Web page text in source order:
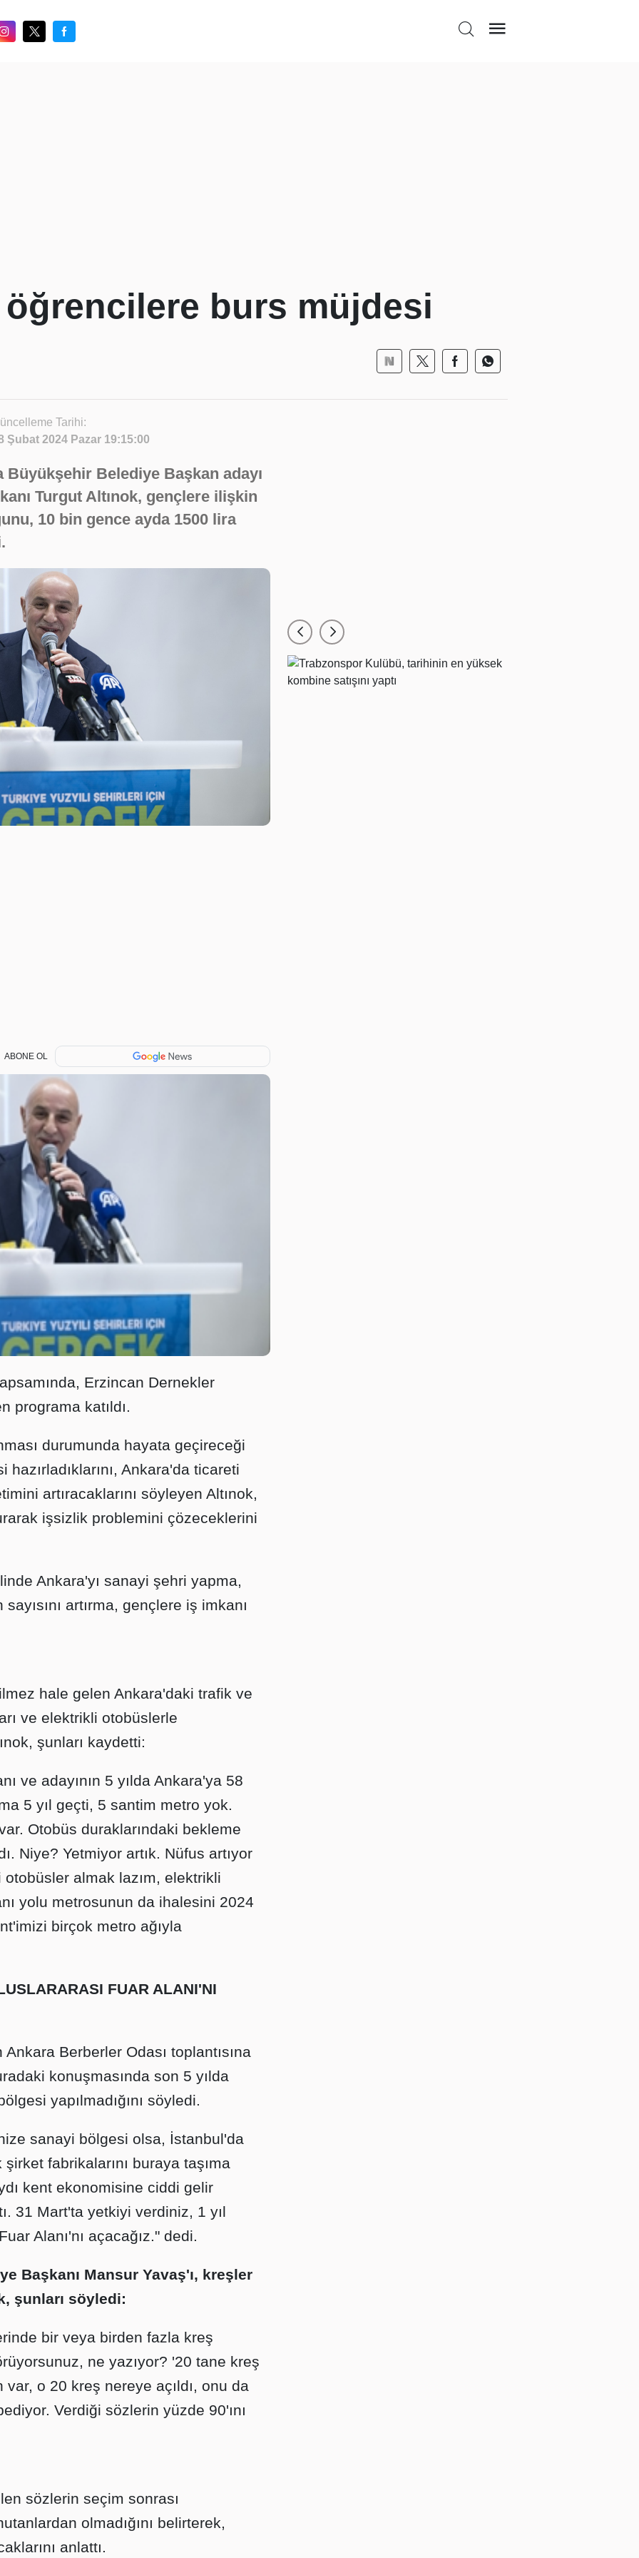
burs müjdesi
Tarihi:
Şubat 2024 Pazar 19:15:00
Büyükşehir Belediye Başkan adayı
Turgut Altınok, gençlere ilişkin
10 bin gence ayda 1500 lira
ABONE OL
Erzincan Dernekler
programa katıldı.
durumunda hayata geçireceği
Ankara'da ticareti
artıracaklarını söyleyen Altınok,
işsizlik problemini çözeceklerini
Ankara'yı sanayi şehri yapma,
artırma, gençlere iş imkanı
hale gelen Ankara'daki trafik ve
ve elektrikli otobüslerle
şunları kaydetti:
ve adayının 5 yılda Ankara'ya 58
5 yıl geçti, 5 santim metro yok.
Otobüs duraklarındaki bekleme
Niye? Yetmiyor artık. Nüfus artıyor
almak lazım, elektrikli
yolu metrosunun da ihalesini 2024
birçok metro ağıyla
FUAR ALANI'NI
Berberler Odası toplantısına
konuşmasında son 5 yılda
yapılmadığını söyledi.
sanayi bölgesi olsa, İstanbul'da
fabrikalarını buraya taşıma
kent ekonomisine ciddi gelir
31 Mart'ta yetkiyi verdiniz, 1 yıl
Alanı'nı açacağız." dedi.
Başkanı Mansur Yavaş'ı, kreşler
şunları söyledi:
bir veya birden fazla kreş
ne yazıyor? '20 tane kreş
o 20 kreş nereye açıldı, onu da
Verdiği sözlerin yüzde 90'ını
sözlerin seçim sonrası
olmadığını belirterek,
anlattı.